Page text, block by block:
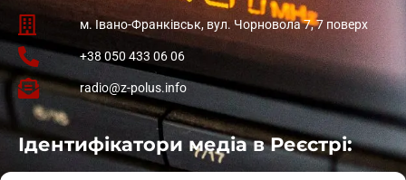
м. Івано-Франківськ, вул. Чорновола 7, 7 поверх
+38 050 433 06 06
radio@z-polus.info
Ідентифікатори медіа в Реєстрі: